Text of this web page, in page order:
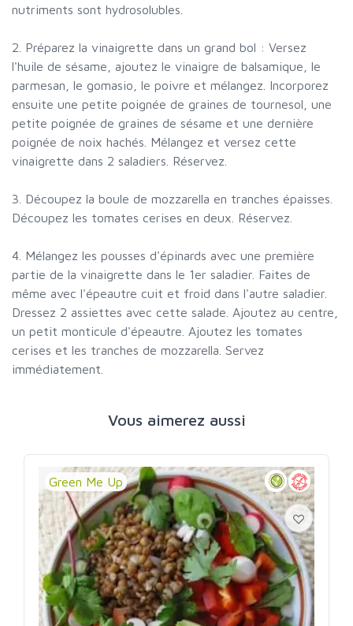
nutriments sont hydrosolubles.
2. Préparez la vinaigrette dans un grand bol : Versez
l'huile de sésame, ajoutez le vinaigre de balsamique, le
parmesan, le gomasio, le poivre et mélangez. Incorporez
ensuite une petite poignée de graines de tournesol, une
petite poignée de graines de sésame et une dernière
poignée de noix hachés. Mélangez et versez cette
vinaigrette dans 2 saladiers. Réservez.
3. Découpez la boule de mozzarella en tranches épaisses.
Découpez les tomates cerises en deux. Réservez.
4. Mélangez les pousses d'épinards avec une première
partie de la vinaigrette dans le 1er saladier. Faites de
même avec l'épeautre cuit et froid dans l'autre saladier.
Dressez 2 assiettes avec cette salade. Ajoutez au centre,
un petit monticule d'épeautre. Ajoutez les tomates
cerises et les tranches de mozzarella. Servez
immédiatement.
Vous aimerez aussi
Green Me Up